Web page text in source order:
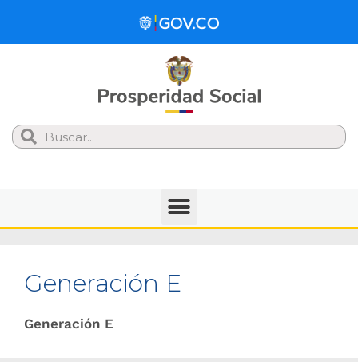
Search
Generación E
Generación E